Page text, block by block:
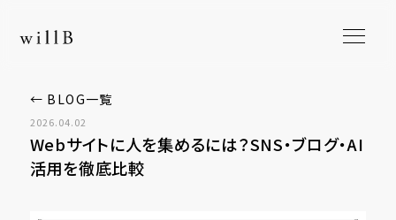
← BLOG一覧
2026.04.02
Webサイトに人を集めるには？SNS・ブログ・AI
活用を徹底比較